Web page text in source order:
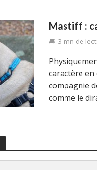
Mastiff :
3 mn de
caractère
compagnie
comme le